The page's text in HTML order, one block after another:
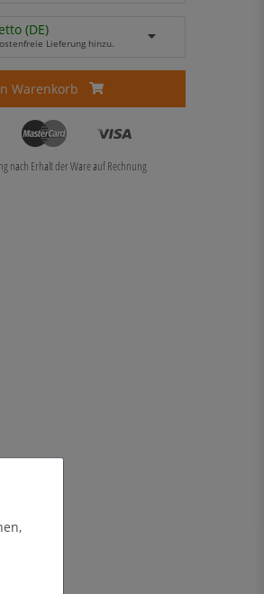
(DE)
Lieferung hinzu.
Warenkorb
nach Erhalt der Ware auf Rechnung